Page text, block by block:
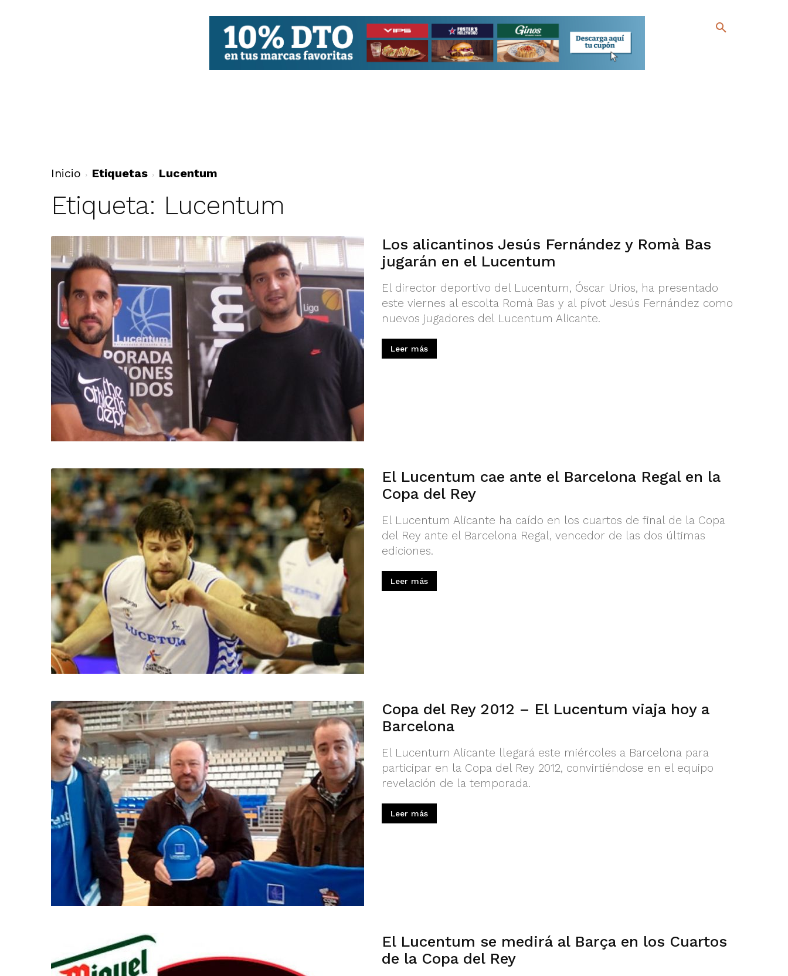
Inicio Etiquetas Lucentum
Etiqueta: Lucentum
Los alicantinos Jesús Fernández y Romà Bas
jugarán en el Lucentum
El director deportivo del Lucentum, Óscar Urios, ha presentado
este viernes al escolta Romà Bas y al pívot Jesús Fernández como
nuevos jugadores del Lucentum Alicante.
Leer más
El Lucentum cae ante el Barcelona Regal en la
Copa del Rey
El Lucentum Alicante ha caído en los cuartos de final de la Copa
del Rey ante el Barcelona Regal, vencedor de las dos últimas
ediciones.
Leer más
Copa del Rey 2012 – El Lucentum viaja hoy a
Barcelona
El Lucentum Alicante llegará este miércoles a Barcelona para
participar en la Copa del Rey 2012, convirtiéndose en el equipo
revelación de la temporada.
Leer más
El Lucentum se medirá al Barça en los Cuartos
de la Copa del Rey